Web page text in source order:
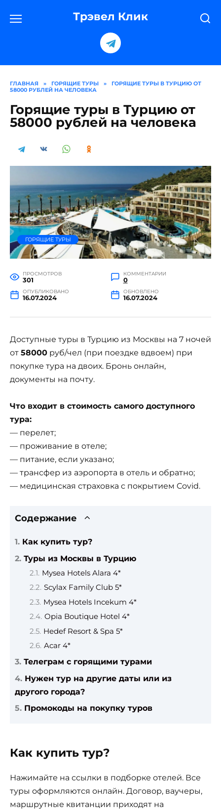
содержанию
Трэвел Клик
ГЛАВНАЯ » ГОРЯЩИЕ ТУРЫ »
ГОРЯЩИЕ ТУРЫ В ТУРЦИЮ ОТ
58000 РУБЛЕЙ НА ЧЕЛОВЕКА
Горящие туры в Турцию от
58000 рублей на человека
ГОРЯЩИЕ ТУРЫ
ПРОСМОТРОВ
301
КОММЕНТАРИИ
0
ОПУБЛИКОВАНО
16.07.2024
ОБНОВЛЕНО
16.07.2024
Доступные туры в Турцию из Москвы на 7 ночей
от 58000 руб/чел (при поездке вдвоем) при
покупке тура на двоих. Бронь онлайн,
документы на почту.
Что входит в стоимость самого доступного
тура:
— перелет;
— проживание в отеле;
— питание, если указано;
— трансфер из аэропорта в отель и обратно;
— медицинская страховка с покрытием Covid.
Содержание
Как купить тур?
Туры из Москвы в Турцию
Mysea Hotels Alara 4*
Scylax Family Club 5*
Mysea Hotels Incekum 4*
Opia Boutique Hotel 4*
Hedef Resort & Spa 5*
Acar 4*
Телеграм с горящими турами
Нужен тур на другие даты или из
другого города?
Промокоды на покупку туров
Как купить тур?
Нажимайте на ссылки в подборке отелей. Все
туры оформляются онлайн. Договор, ваучеры,
маршрутные квитанции приходят на